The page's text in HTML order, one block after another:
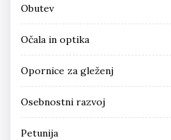
Obutev
Očala in optika
Opornice za gleženj
Osebnostni razvoj
Petunija